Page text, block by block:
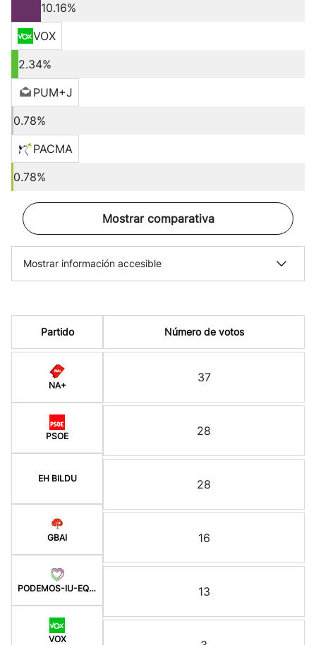
10.16%
VOX
2.34%
PUM+J
0.78%
PACMA
0.78%
Mostrar comparativa
Mostrar información accesible
Partido
NA+
PSOE
EH BILDU
GBAI
PODEMOS-IU-EQUO-BATZ
VOX
Número de votos
37
28
28
16
13